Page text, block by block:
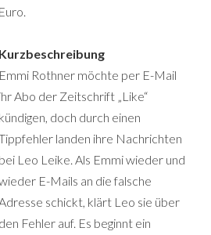
Kurzbeschreibung
Emmi Rothner möchte per E-Mail
ihr Abo der Zeitschrift „Like“
kündigen, doch durch einen
landen ihre Nachrichten
bei Leo Leike. Als Emmi wieder und
E-Mails an die falsche
schickt, klärt Leo sie über
den Fehler auf. Es beginnt ein